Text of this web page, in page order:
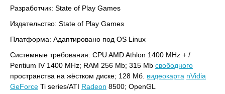
Разработчик: State of Play Games
Издательство: State of Play Games
Платформа: Адаптировано под OS Linux
Системные требования: CPU AMD Athlon 1400 MHz + /
Pentium IV 1400 MHz; RAM 256 Mb; 315 Mb свободного
пространства на жёстком диске; 128 Мб. видеокарта nVidia
GeForce Ti series/ATI Radeon 8500; OpenGL